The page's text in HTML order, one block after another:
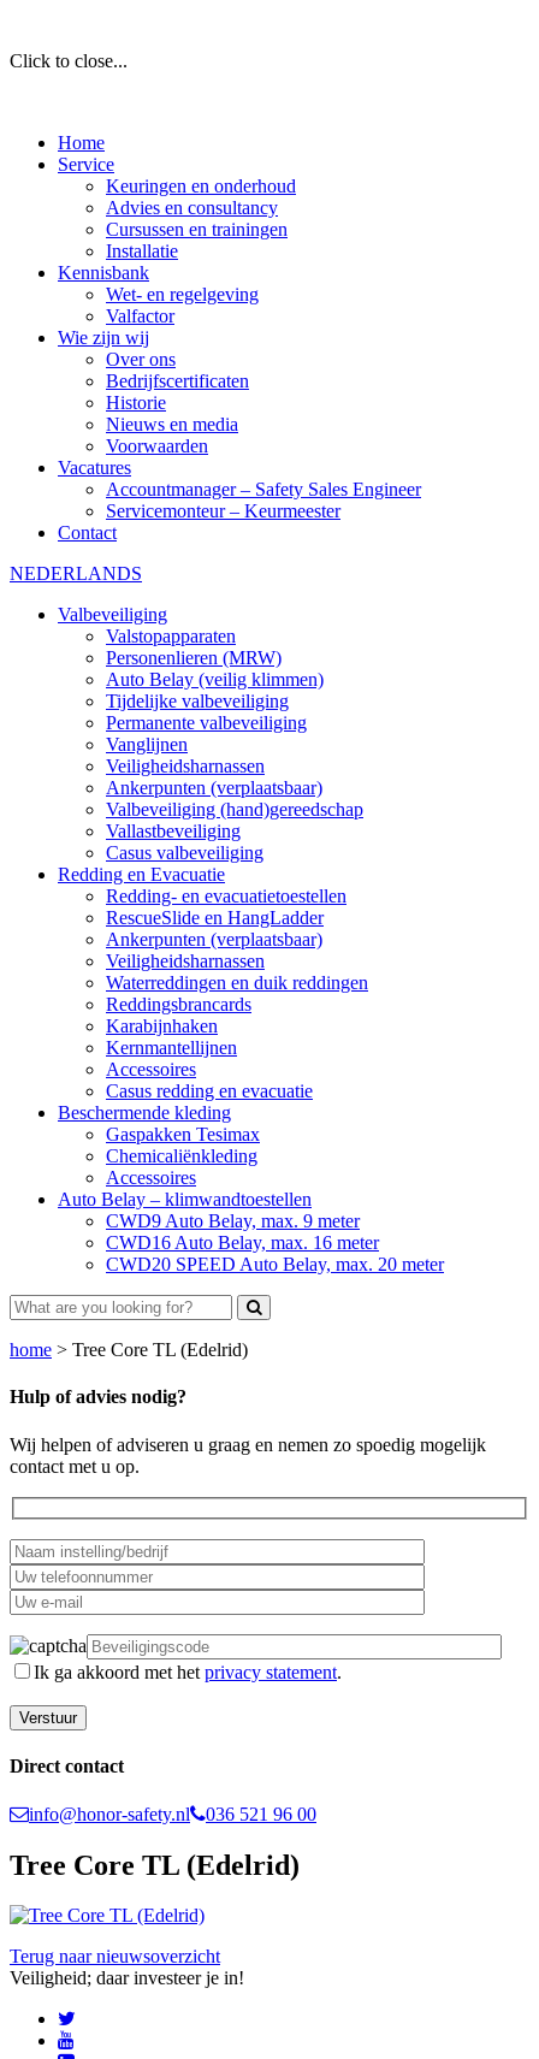
Click to close...
Home
Service
Keuringen en onderhoud
Advies en consultancy
Cursussen en trainingen
Installatie
Kennisbank
Wet- en regelgeving
Valfactor
Wie zijn wij
Over ons
Bedrijfscertificaten
Historie
Nieuws en media
Voorwaarden
Vacatures
Accountmanager – Safety Sales Engineer
Servicemonteur – Keurmeester
Contact
NEDERLANDS
Valbeveiliging
Valstopapparaten
Personenlieren (MRW)
Auto Belay (veilig klimmen)
Tijdelijke valbeveiliging
Permanente valbeveiliging
Vanglijnen
Veiligheidsharnassen
Ankerpunten (verplaatsbaar)
Valbeveiliging (hand)gereedschap
Vallastbeveiliging
Casus valbeveiliging
Redding en Evacuatie
Redding- en evacuatietoestellen
RescueSlide en HangLadder
Ankerpunten (verplaatsbaar)
Veiligheidsharnassen
Waterreddingen en duik reddingen
Reddingsbrancards
Karabijnhaken
Kernmantellijnen
Accessoires
Casus redding en evacuatie
Beschermende kleding
Gaspakken Tesimax
Chemicaliënkleding
Accessoires
Auto Belay – klimwandtoestellen
CWD9 Auto Belay, max. 9 meter
CWD16 Auto Belay, max. 16 meter
CWD20 SPEED Auto Belay, max. 20 meter
home > Tree Core TL (Edelrid)
Hulp of advies nodig?
Wij helpen of adviseren u graag en nemen zo spoedig mogelijk
contact met u op.
Ik ga akkoord met het privacy statement.
Direct contact
info@honor-safety.nl 036 521 96 00
Tree Core TL (Edelrid)
Terug naar nieuwsoverzicht
Veiligheid; daar investeer je in!